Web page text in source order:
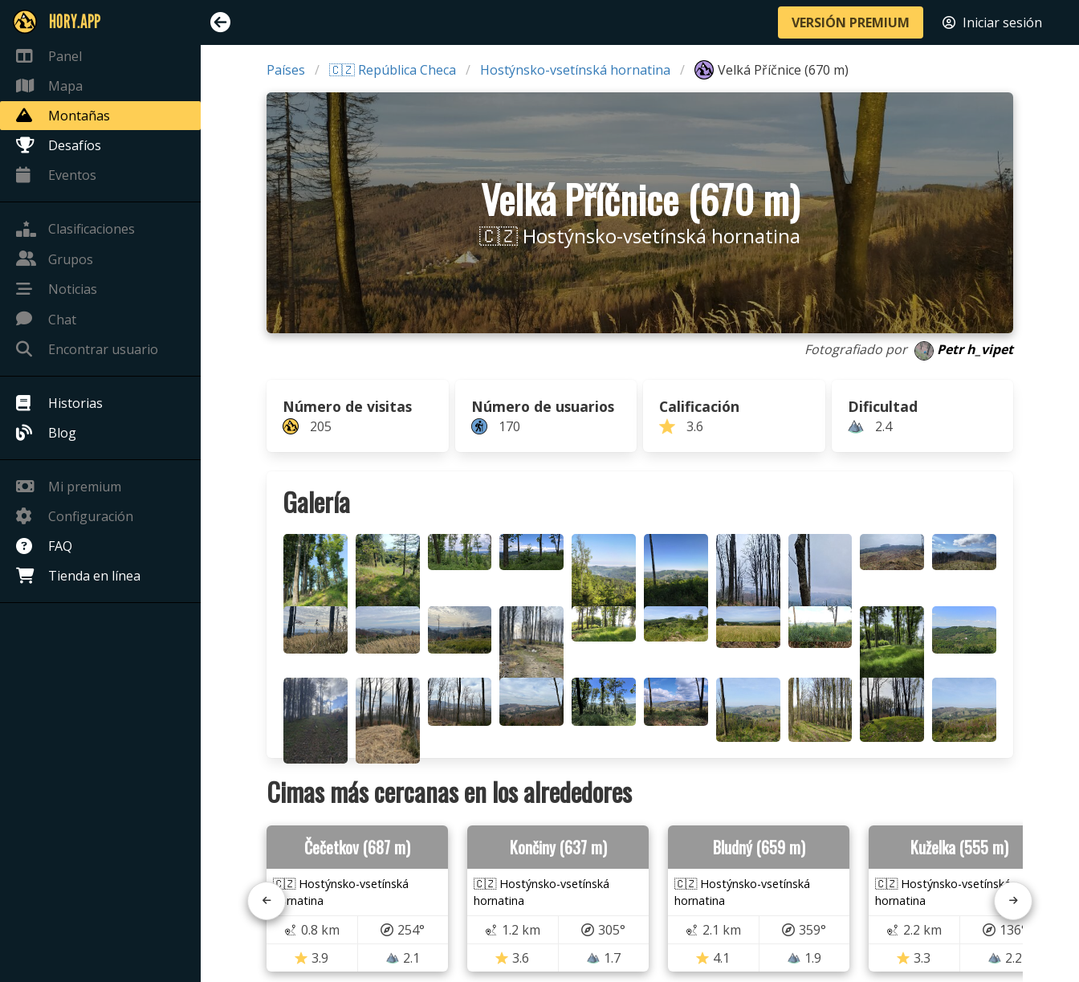
HORY.APP
Panel
Mapa
Montañas
Desafíos
Eventos
Clasificaciones
Grupos
Noticias
Chat
Encontrar usuario
Historias
Blog
Mi premium
Configuración
FAQ
Tienda en línea
VERSIÓN PREMIUM Iniciar sesión
Países 🇨🇿 República Checa Hostýnsko-vsetínská hornatina Velká Příčnice (670 m)
Velká Příčnice (670 m)
🇨🇿 Hostýnsko-vsetínská hornatina
Fotografiado por Petr h_vipet
Número de visitas
205
Número de usuarios
170
Calificación
3.6
Dificultad
2.4
Galería
Cimas más cercanas en los alrededores
Čečetkov (687 m)
🇨🇿 Hostýnsko-vsetínská
hornatina
0.8 km
254°
3.9
2.1
Končiny (637 m)
🇨🇿 Hostýnsko-vsetínská
hornatina
1.2 km
305°
3.6
1.7
Bludný (659 m)
🇨🇿 Hostýnsko-vsetínská
hornatina
2.1 km
359°
4.1
1.9
Kuželka (555 m)
🇨🇿 Hostýnsko-vsetínská
hornatina
2.2 km
136°
3.3
2.2